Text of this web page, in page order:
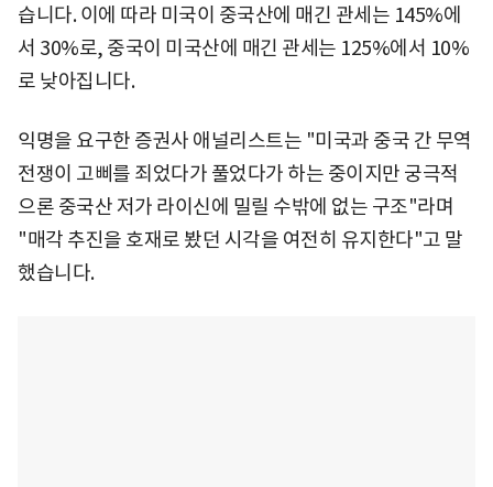
습니다. 이에 따라 미국이 중국산에 매긴 관세는 145%에
서 30%로, 중국이 미국산에 매긴 관세는 125%에서 10%
로 낮아집니다.
익명을 요구한 증권사 애널리스트는 "미국과 중국 간 무역
전쟁이 고삐를 죄었다가 풀었다가 하는 중이지만 궁극적
으론 중국산 저가 라이신에 밀릴 수밖에 없는 구조"라며
"매각 추진을 호재로 봤던 시각을 여전히 유지한다"고 말
했습니다.